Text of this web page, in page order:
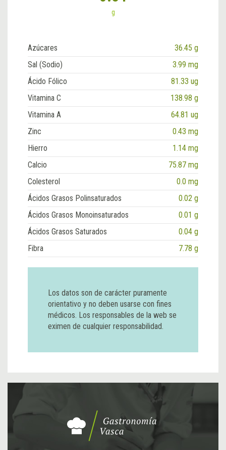
g
Azúcares
36.45 g
Sal (Sodio)
3.99 mg
Ácido Fólico
81.33 ug
Vitamina C
138.98 g
Vitamina A
64.81 ug
Zinc
0.43 mg
Hierro
1.14 mg
Calcio
75.87 mg
Colesterol
0.0 mg
Ácidos Grasos Polinsaturados
0.02 g
Ácidos Grasos Monoinsaturados
0.01 g
Ácidos Grasos Saturados
0.04 g
Fibra
7.78 g
Los datos son de carácter puramente
orientativo y no deben usarse con fines
médicos. Los responsables de la web se
eximen de cualquier responsabilidad.